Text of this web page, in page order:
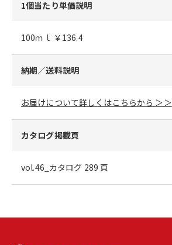
1個当たり単価説明
100ｍｌ ￥136.4
納期／送料説明
お届けについて詳しくはこちらから ＞＞
カタログ掲載頁
vol.46_カタログ 289 頁